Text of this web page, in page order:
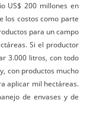
US$ 200 millones en
los costos como parte
para un campo
Si el productor
3.000 litros, con todo
con productos mucho
aplicar mil hectáreas.
de envases y de